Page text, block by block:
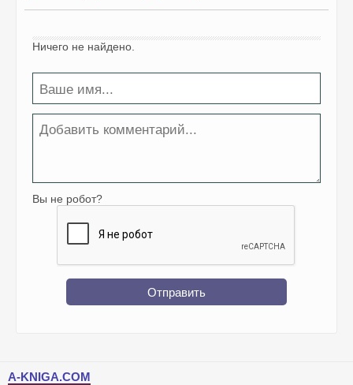
Ничего не найдено.
Вы не робот?
Отправить
A-KNIGA.COM